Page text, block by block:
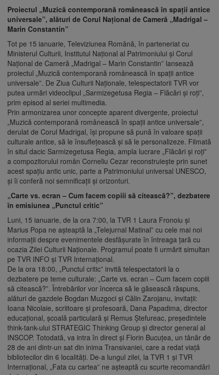
Proiectul „Muzică contemporană românească în spații antice
universale”, alături de Corul Naţional de Cameră „Madrigal –
Marin Constantin”
Tot pe 15 ianuarie, Televiziunea Română, în parteneriat cu
Ministerul Culturii, Institutul Naţional al Patrimoniului şi Corul
Naţional de Cameră „Madrigal – Marin Constantin” lansează
proiectul „Muzică contemporană românească în spații antice
universale”. De Ziua Culturii Naţionale, telespectatorii TVR vor
putea urmări videoclipul „Sarmizegetusa Regia – Flăcări și roți”,
prim episod al seriei multimedia.
Prin armonizarea unor concepte aparent divergente, proiectul
„Muzică contemporană românească în spații antice universale”,
derulat de Corul Madrigal, își propune să pună în valoare spații
culturale antice, să le însuflețească și să le personalizeze. Filmată
în situl dacic Sarmizegetusa Regia, ampla lucrare „Flăcări și roți”
a compozitorului român Corneliu Cezar reconstruiește prin sunet
acest spațiu antic unic, parte a Patrimoniului universal UNESCO,
și îi conferă noi semnificații și orizonturi.
„Carte vs. ecran – Cum facem copiii să citească?”, dezbatere
în emisiunea „Punctul critic”
Luni, 15 ianuarie, de la ora 7:00, la TVR 1 Laura Fronoiu şi
Marius Popa ne aşteaptă la „Telejurnal Matinal” cu cele mai noi
informaţii despre evenimentele desfăşurate în întreaga ţară cu
ocazia Zilei Culturii Naţionale. Programul poate fi urmărit simultan
pe TVR INFO şi TVR Internaţional.
De la ora 18:00, „Punctul critic” invită telespectatorii la o
dezbatere pe teme culturale: „Carte vs. ecran – Cum facem copiii
să citească?”. Întrebărilor vor încerca să le găsească răspuns,
alături de gazdele Bogdan Muzgoci şi Călin Zarojanu, invitaţii:
Ioana Nicolaie, scriitoare şi profesoară, Dana Papadima, director
educaţional, şcoală particulară şi Remus Ștefureac, președintele
think-tank-ului STRATEGIC Thinking Group și director general al
INSCOP. Totodată, va intra în direct şi Florin Bucuţea, un tânăr de
28 de ani dintr-un sat din inima Transivaniei, care a redat viaţă
bibliotecilor din 6 localităţi. De-a lungul zilei, la TVR 1 şi TVR
Internaţional, „Fata cu cartea” ne aşteaptă cu scurte recomandări